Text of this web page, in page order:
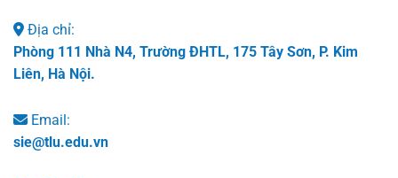
Địa chỉ:
Phòng 111 Nhà N4, Trường ĐHTL, 175 Tây Sơn, P. Kim
Liên, Hà Nội.
Email:
sie@tlu.edu.vn